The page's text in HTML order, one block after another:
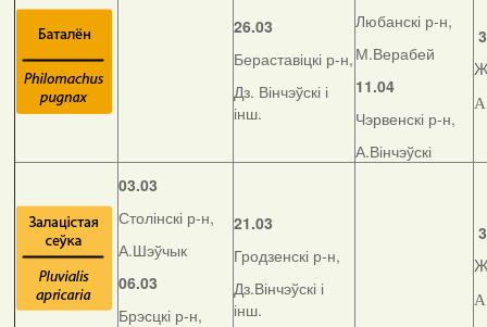
26.03
Бераставіцкі р-н,
Дз. Вінчэўскі і
інш.
Любанскі р-н,
М.Верабей
11.04
Чэрвенскі р-н,
А.Вінчэўскі
03.03
Столінскі р-н,
А.Шэўчык
06.03
Брэсцкі р-н,
21.03
Гродзенскі р-н,
Дз.Вінчэўскі і
інш.